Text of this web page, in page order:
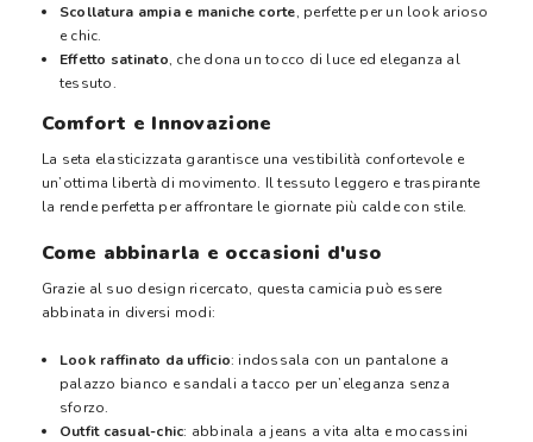
Scollatura ampia e maniche corte, perfette per un look arioso
e chic.
Effetto satinato, che dona un tocco di luce ed eleganza al
tessuto.
Comfort e Innovazione
La seta elasticizzata garantisce una vestibilità confortevole e
un’ottima libertà di movimento. Il tessuto leggero e traspirante
la rende perfetta per affrontare le giornate più calde con stile.
Come abbinarla e occasioni d'uso
Grazie al suo design ricercato, questa camicia può essere
abbinata in diversi modi:
Look raffinato da ufficio: indossala con un pantalone a
palazzo bianco e sandali a tacco per un’eleganza senza
sforzo.
Outfit casual-chic: abbinala a jeans a vita alta e mocassini